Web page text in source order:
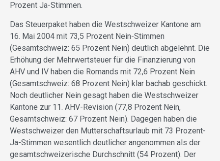
Prozent Ja-Stimmen.
Das Steuerpaket haben die Westschweizer Kantone am
16. Mai 2004 mit 73,5 Prozent Nein-Stimmen
(Gesamtschweiz: 65 Prozent Nein) deutlich abgelehnt. Die
Erhöhung der Mehrwertsteuer für die Finanzierung von
AHV und IV haben die Romands mit 72,6 Prozent Nein
(Gesamtschweiz: 68 Prozent Nein) klar bachab geschickt.
Noch deutlicher Nein gesagt haben die Westschweizer
Kantone zur 11. AHV-Revision (77,8 Prozent Nein,
Gesamtschweiz: 67 Prozent Nein). Dagegen haben die
Westschweizer den Mutterschaftsurlaub mit 73 Prozent-
Ja-Stimmen wesentlich deutlicher angenommen als der
gesamtschweizerische Durchschnitt (54 Prozent). Der